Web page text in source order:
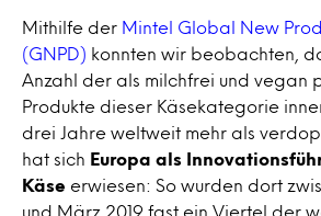
Mithilfe der Mintel Global New
(GNPD) konnten wir beobachten,
Anzahl der als milchfrei und vegan
Produkte dieser Käsekategorie
drei Jahre weltweit mehr als
hat sich
Europa als
Käse erwiesen: So wurden dort
und März 2019 fast ein Viertel der